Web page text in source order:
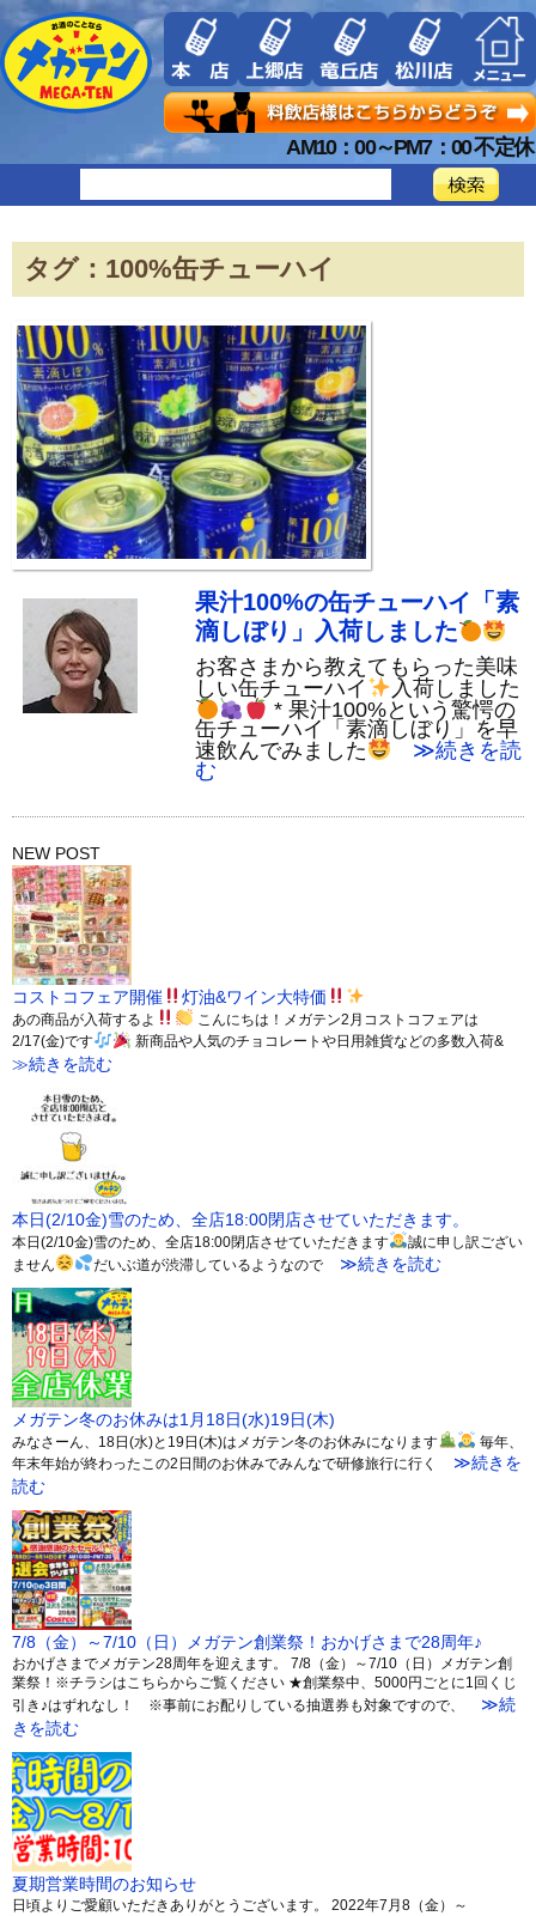
AM10：00～PM7：00 不定休
タグ：100%缶チューハイ
果汁100%の缶チューハイ「素
滴しぼり」入荷しました
お客さまから教えてもらった美味
しい缶チューハイ
入荷しました
* 果汁100%という驚愕の
缶チューハイ「素滴しぼり」を早
速飲んでみました
≫続きを読
む
NEW POST
コストコフェア開催 灯油&ワイン大特価
あの商品が入荷するよ
こんにちは！メガテン2月コストコフェアは
2/17(金)です
新商品や人気のチョコレートや日用雑貨などの多数入荷&
≫続きを読む
本日(2/10金)雪のため、全店18:00閉店させていただきます。
本日(2/10金)雪のため、全店18:00閉店させていただきます
誠に申し訳ござい
ません
だいぶ道が渋滞しているようなので≫続きを読む
メガテン冬のお休みは1月18日(水)19日(木)
みなさーん、18日(水)と19日(木)はメガテン冬のお休みになります
毎年、
年末年始が終わったこの2日間のお休みでみんなで研修旅行に行く
≫続きを
読む
7/8（金）～7/10（日）メガテン創業祭！おかげさまで28周年♪
おかげさまでメガテン28周年を迎えます。 7/8（金）～7/10（日）メガテン創
業祭！※チラシはこちらからご覧ください ★創業祭中、5000円ごとに1回くじ
引き♪はずれなし！ ※事前にお配りしている抽選券も対象ですので、
≫続
きを読む
夏期営業時間のお知らせ
日頃よりご愛顧いただきありがとうございます。 2022年7月8（金）～